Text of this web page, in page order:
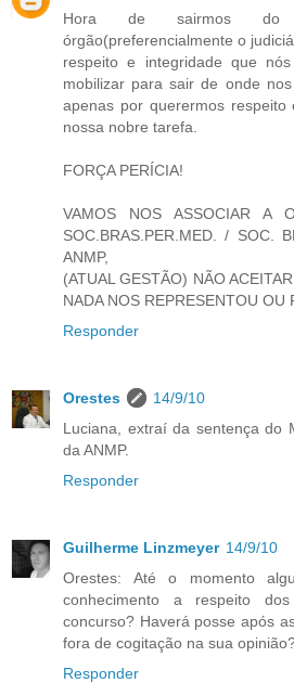
Hora de sairmos do
órgão(preferencialmente o
respeito e integridade que
mobilizar para sair de onde
apenas por querermos
nossa nobre tarefa.
FORÇA PERÍCIA!
VAMOS NOS ASSOCIAR A
SOC.BRAS.PER.MED. / SOC.
ANMP,
(ATUAL GESTÃO) NÃO
NADA NOS REPRESENTOU OU
Responder
Orestes
14/9/10
Luciana, extraí da sentença do
da ANMP.
Responder
Guilherme Linzmeyer 14/9/10
Orestes: Até o momento
conhecimento a respeito
concurso? Haverá posse após
fora de cogitação na sua
Responder